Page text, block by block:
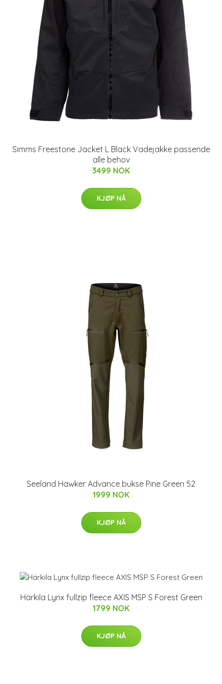
Simms Freestone Jacket L Black Vadejakke passende
alle behov
3499 NOK
KJØP NÅ
Seeland Hawker Advance bukse Pine Green 52
1999 NOK
KJØP NÅ
Härkila Lynx fullzip fleece AXIS MSP S Forest Green
1799 NOK
KJØP NÅ